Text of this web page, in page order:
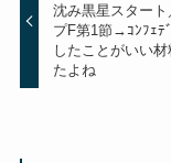
沈み黒星スタート
プF第1節→ｺﾝﾌｪﾃ
したことがいい材
たよね